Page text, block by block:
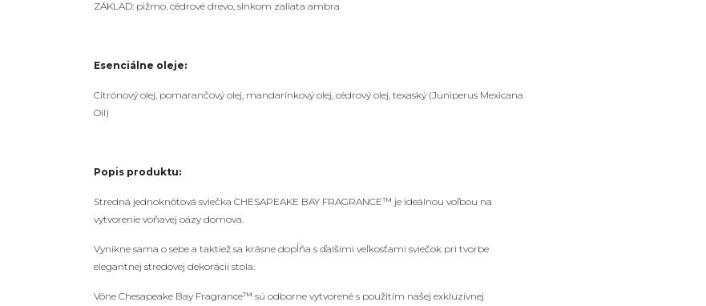
ZÁKLAD: pižmo, cédrové drevo, slnkom zaliata ambra
Esenciálne oleje:
Citrónový olej, pomarančový olej, mandarínkový olej, cédrový olej, texaský (Juniperus Mexicana
Oil)
Popis produktu:
Stredná jednoknôtová sviečka CHESAPEAKE BAY FRAGRANCE™ je ideálnou voľbou na
vytvorenie voňavej oázy domova.
Vynikne sama o sebe a taktiež sa krásne dopĺňa s ďalšími veľkosťami sviečok pri tvorbe
elegantnej stredovej dekorácii stola.
Vône Chesapeake Bay Fragrance™ sú odborne vytvorené s použitím našej exkluzívnej